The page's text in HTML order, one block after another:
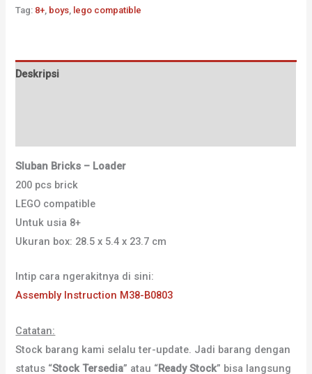
Tag: 8+, boys, lego compatible
Deskripsi
Sluban Bricks – Loader
200 pcs brick
LEGO compatible
Untuk usia 8+
Ukuran box: 28.5 x 5.4 x 23.7 cm
Intip cara ngerakitnya di sini:
Assembly Instruction M38-B0803
Catatan:
Stock barang kami selalu ter-update. Jadi barang dengan
status “Stock Tersedia” atau “Ready Stock” bisa langsung